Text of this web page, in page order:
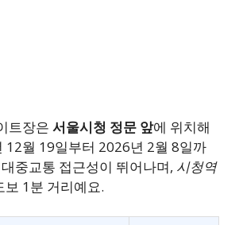
트장은 서울시청 정문 앞에 위치해
12월 19일부터 2026년 2월 8일까
중교통 접근성이 뛰어나며, 시청역
보 1분 거리예요.